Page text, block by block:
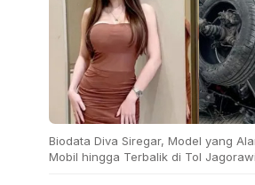
Biodata Diva Siregar, Model yang
Mobil hingga Terbalik di Tol